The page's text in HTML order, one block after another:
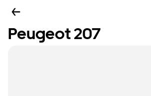
Peugeot 207